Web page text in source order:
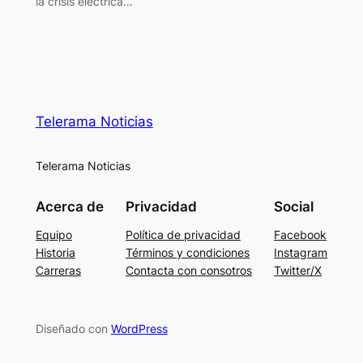
Telerama Noticias
Telerama Noticias
Acerca de
Equipo
Historia
Carreras
Privacidad
Política de privacidad
Términos y condiciones
Contacta con consotros
Social
Facebook
Instagram
Twitter/X
Diseñado con WordPress